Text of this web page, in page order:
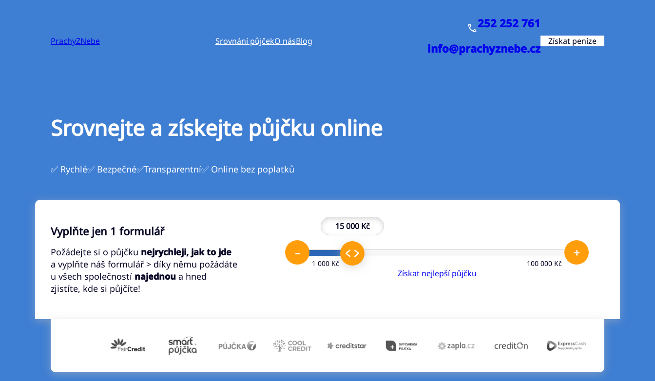
PrachyZNebe
Srovnání půjčekO násBlog
252 252 761
info@prachyznebe.cz
Získat peníze
Srovnejte a získejte půjčku online
✅ Rychlé✅ Bezpečné✅Transparentní✅ Online bez poplatků
Vyplňte jen 1 formulář
Požádejte si o půjčku nejrychleji, jak to jde
a vyplňte náš formulář > díky němu požádáte
u všech společností najednou a hned
zjistíte, kde si půjčíte!
15 000 Kč
– +
1 000 Kč 100 000 Kč
Získat nejlepší půjčku